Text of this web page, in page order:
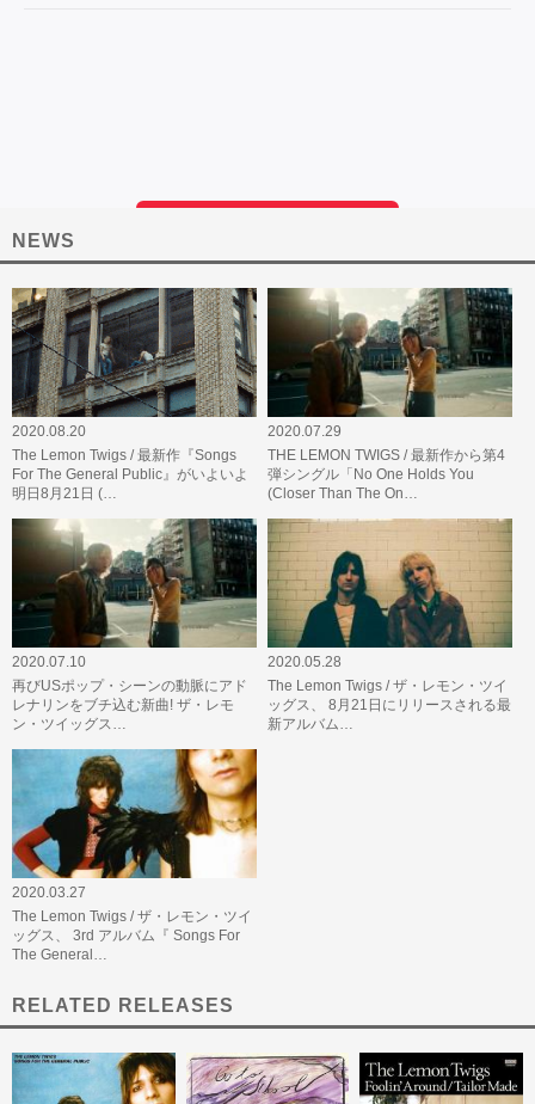
NEWS
2020.08.20
The Lemon Twigs / 最新作『Songs
For The General Public』がいよいよ
明日8月21日 (…
2020.07.29
THE LEMON TWIGS / 最新作から第4
弾シングル「No One Holds You
(Closer Than The On…
2020.07.10
再びUSポップ・シーンの動脈にアド
レナリンをブチ込む新曲! ザ・レモ
ン・ツイッグス…
2020.05.28
The Lemon Twigs / ザ・レモン・ツイ
ッグス、 8月21日にリリースされる最
新アルバム…
2020.03.27
The Lemon Twigs / ザ・レモン・ツイ
ッグス、 3rd アルバム『 Songs For
The General…
RELATED RELEASES